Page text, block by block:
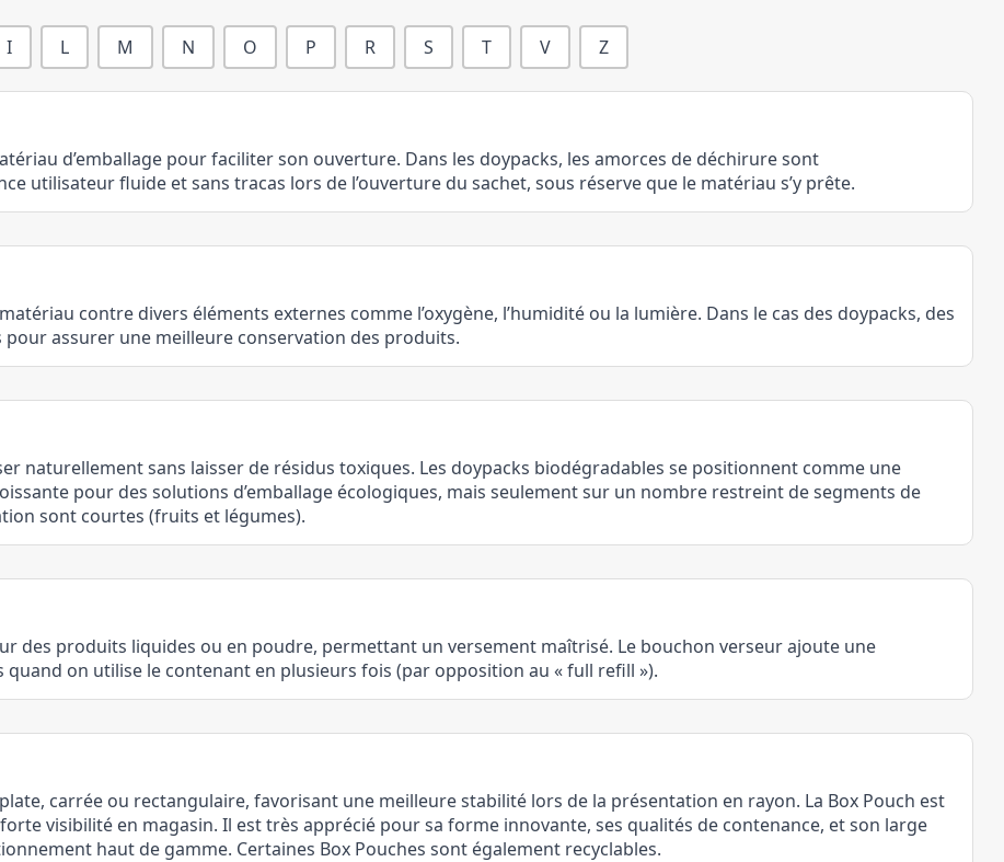
I L M N O P R S T V Z
d’emballage pour faciliter son ouverture. Dans les doypacks, les amorces de déchirure sont
utilisateur fluide et sans tracas lors de l’ouverture du sachet, sous réserve que le matériau s’y prête.
contre divers éléments externes comme l’oxygène, l’humidité ou la lumière. Dans le cas des doypacks, des
assurer une meilleure conservation des produits.
naturellement sans laisser de résidus toxiques. Les doypacks biodégradables se positionnent comme une
pour des solutions d’emballage écologiques, mais seulement sur un nombre restreint de segments de
sont courtes (fruits et légumes).
des produits liquides ou en poudre, permettant un versement maîtrisé. Le bouchon verseur ajoute une
on utilise le contenant en plusieurs fois (par opposition au « full refill »).
carrée ou rectangulaire, favorisant une meilleure stabilité lors de la présentation en rayon. La Box Pouch est
visibilité en magasin. Il est très apprécié pour sa forme innovante, ses qualités de contenance, et son large
haut de gamme. Certaines Box Pouches sont également recyclables.